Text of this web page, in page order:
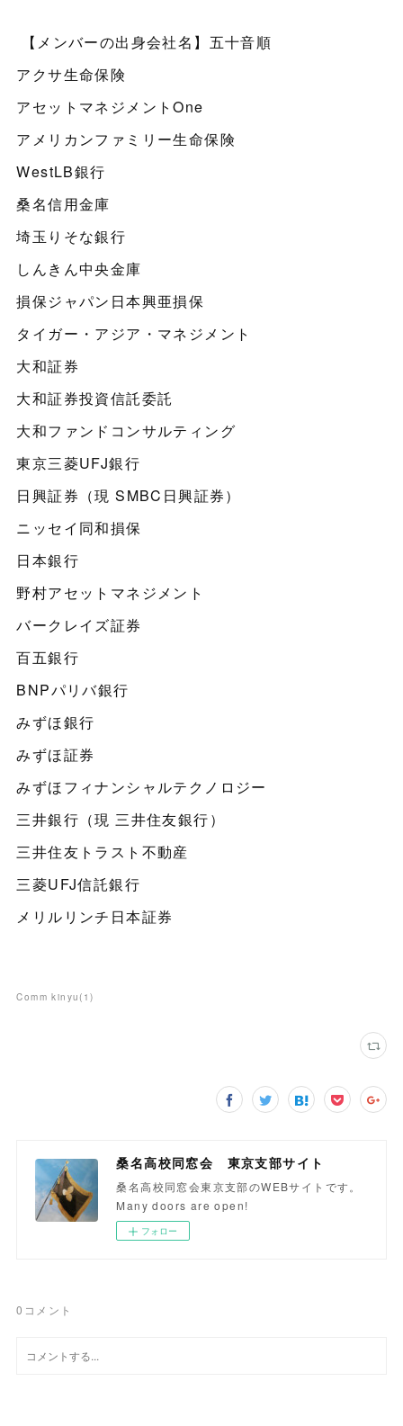
【メンバーの出身会社名】五十音順
アクサ生命保険
アセットマネジメントOne
アメリカンファミリー生命保険
WestLB銀行
桑名信用金庫
埼玉りそな銀行
しんきん中央金庫
損保ジャパン日本興亜損保
タイガー・アジア・マネジメント
大和証券
大和証券投資信託委託
大和ファンドコンサルティング
東京三菱UFJ銀行
日興証券（現 SMBC日興証券）
ニッセイ同和損保
日本銀行
野村アセットマネジメント
バークレイズ証券
百五銀行
BNPパリバ銀行
みずほ銀行
みずほ証券
みずほフィナンシャルテクノロジー
三井銀行（現 三井住友銀行）
三井住友トラスト不動産
三菱UFJ信託銀行
メリルリンチ日本証券
Comm kinyu( 1)
桑名高校同窓会 東京支部サイト
桑名高校同窓会東京支部のWEBサイトです。
Many doors are open!
フォロー
0 コメント